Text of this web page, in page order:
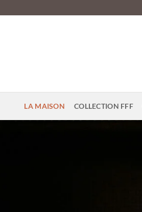
LA MAISON COLLECTION FFF